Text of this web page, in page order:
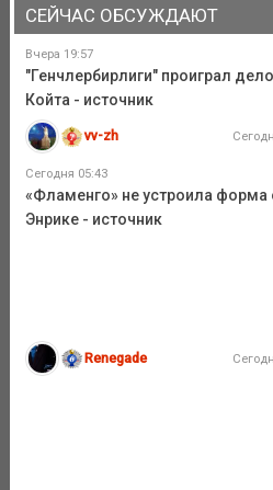
СЕЙЧАС ОБСУЖДАЮТ
Вчера 19:57
"Генчлербирлиги" проиграл
Койта - источник
vv-zh
Сегодня 05:43
«Фламенго» не устроила форма
Энрике - источник
Renegade